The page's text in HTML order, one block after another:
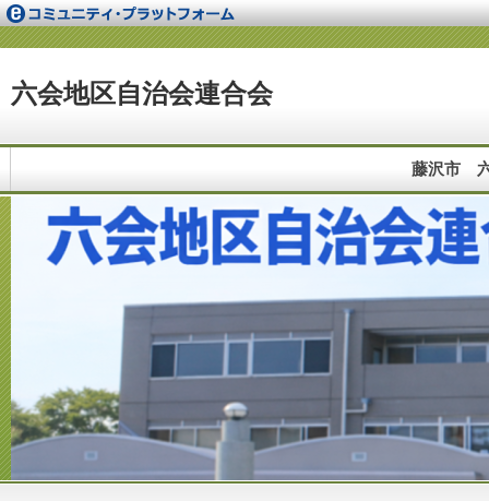
六会地区自治会連合会
藤沢市